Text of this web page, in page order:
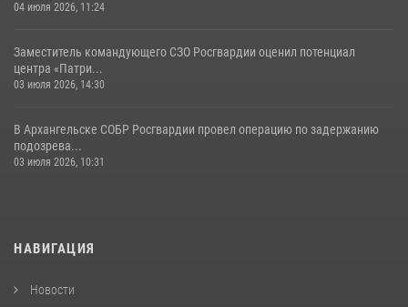
04 июля 2026, 11:24
Заместитель командующего СЗО Росгвардии оценил потенциал
центра «Патри...
03 июля 2026, 14:30
В Архангельске СОБР Росгвардии провел операцию по задержанию
подозрева...
03 июля 2026, 10:31
НАВИГАЦИЯ
Новости